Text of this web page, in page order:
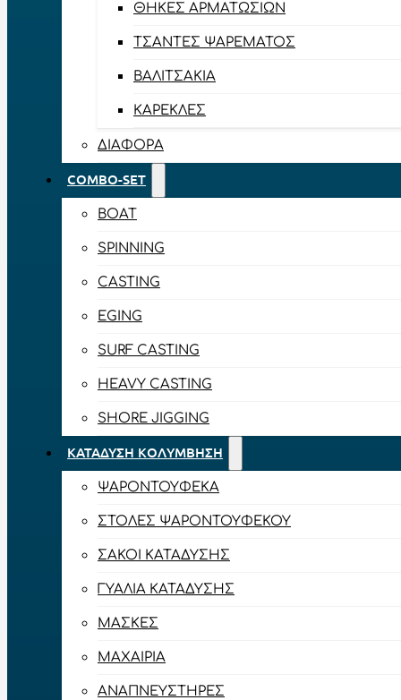
ΘΉΚΕΣ ΑΡΜΑΤΩΣΙΏΝ
ΤΣΆΝΤΕΣ ΨΑΡΈΜΑΤΟΣ
ΒΑΛΙΤΣΆΚΙΑ
ΚΑΡΈΚΛΕΣ
ΔΙΆΦΟΡΑ
COMBO-SET
BOAT
SPINNING
CASTING
EGING
SURF CASTING
HEAVY CASTING
SHORE JIGGING
ΚΑΤΆΔΥΣΗ ΚΟΛΎΜΒΗΣΗ
ΨΑΡΟΝΤΟΎΦΕΚΑ
ΣΤΟΛΈΣ ΨΑΡΟΝΤΟΎΦΕΚΟΥ
ΣΆΚΟΙ ΚΑΤΆΔΥΣΗΣ
ΓΥΑΛΙΆ ΚΑΤΆΔΥΣΗΣ
ΜΆΣΚΕΣ
ΜΑΧΑΊΡΙΑ
ΑΝΑΠΝΕΥΣΤΉΡΕΣ